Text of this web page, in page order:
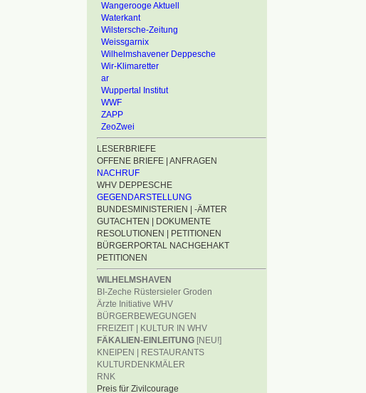
Wangerooge Aktuell
Waterkant
Wilstersche-Zeitung
Weissgarnix
Wilhelmshavener Deppesche
Wir-Klimaretter
ar
Wuppertal Institut
WWF
ZAPP
ZeoZwei
LESERBRIEFE
OFFENE BRIEFE | ANFRAGEN
NACHRUF
WHV DEPPESCHE
GEGENDARSTELLUNG
BUNDESMINISTERIEN | -ÄMTER
GUTACHTEN | DOKUMENTE
RESOLUTIONEN | PETITIONEN
BÜRGERPORTAL NACHGEHAKT
PETITIONEN
WILHELMSHAVEN
BI-Zeche Rüstersieler Groden
Ärzte Initiative WHV
BÜRGERBEWEGUNGEN
FREIZEIT | KULTUR IN WHV
FÄKALIEN-EINLEITUNG [NEU!]
KNEIPEN | RESTAURANTS
KULTURDENKMÄLER
RNK
Preis für Zivilcourage